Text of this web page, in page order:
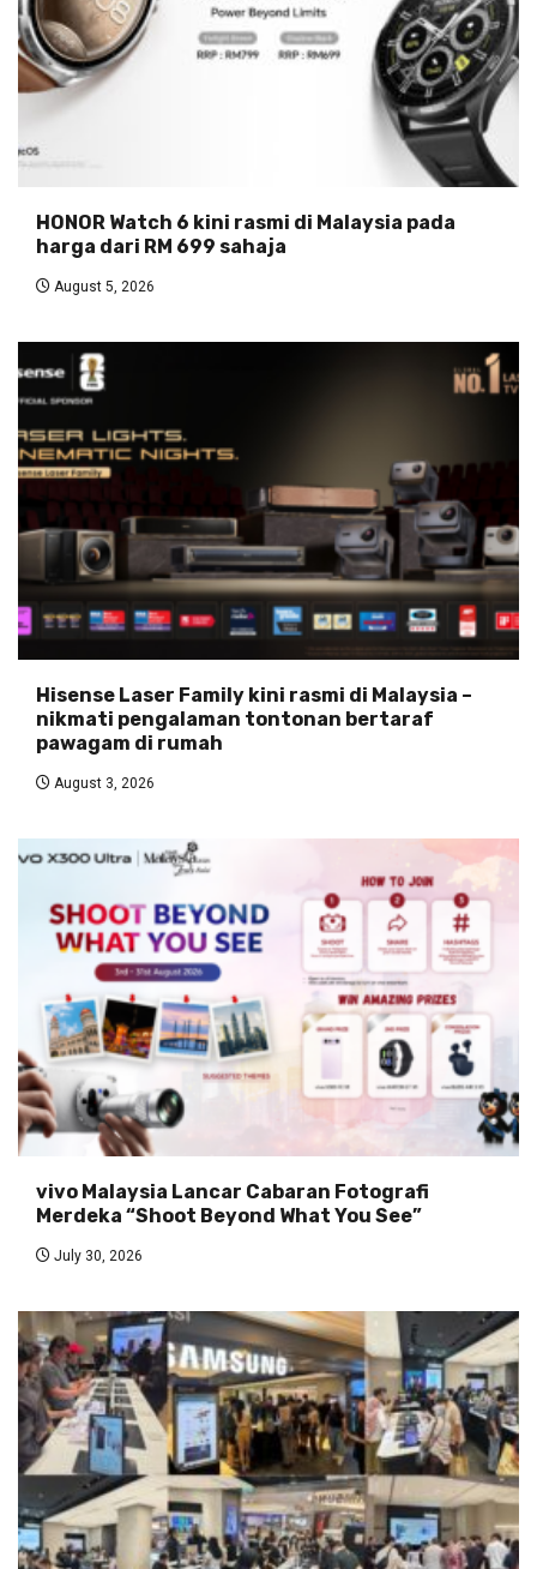
HONOR Watch 6 kini rasmi di Malaysia pada
harga dari RM 699 sahaja
August 5, 2026
Hisense Laser Family kini rasmi di Malaysia –
nikmati pengalaman tontonan bertaraf
pawagam di rumah
August 3, 2026
vivo Malaysia Lancar Cabaran Fotografi
Merdeka “Shoot Beyond What You See”
July 30, 2026